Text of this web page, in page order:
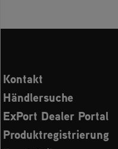
Kontakt
Händlersuche
ExPort Dealer Portal
Produktregistrierung